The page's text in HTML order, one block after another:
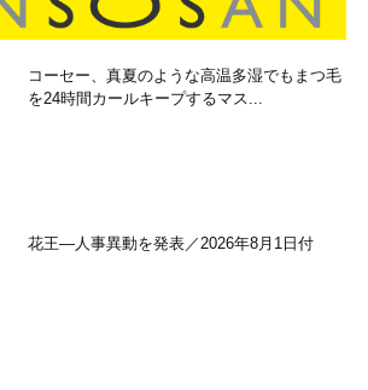
コーセー、真夏のような高温多湿でもまつ毛
を24時間カールキープするマス...
花王―人事異動を発表／2026年8月1日付